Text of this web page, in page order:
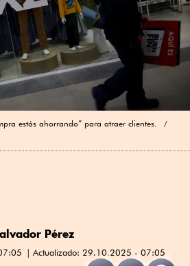
estás ahorrando” para atraer clientes.
Pérez
Actualizado: 29.10.2025 - 07:05